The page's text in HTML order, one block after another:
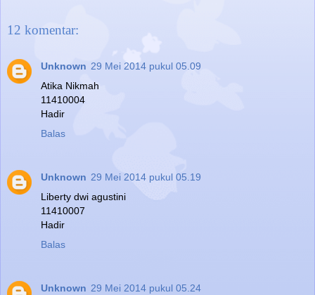
12 komentar:
Unknown 29 Mei 2014 pukul 05.09
Atika Nikmah
11410004
Hadir
Balas
Unknown 29 Mei 2014 pukul 05.19
Liberty dwi agustini
11410007
Hadir
Balas
Unknown 29 Mei 2014 pukul 05.24